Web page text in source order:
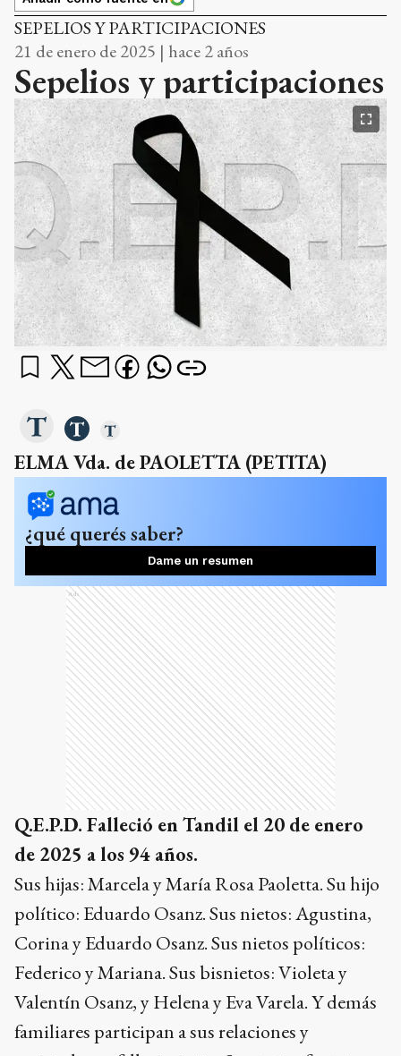
SEPELIOS Y PARTICIPACIONES
21 de enero de 2025 | hace 2 años
Sepelios y participaciones
ELMA Vda. de PAOLETTA (PETITA)
¿qué querés saber?
Dame un resumen
Ads
Q.E.P.D. Falleció en Tandil el 20 de enero
de 2025 a los 94 años.
Sus hijas: Marcela y María Rosa Paoletta. Su hijo
político: Eduardo Osanz. Sus nietos: Agustina,
Corina y Eduardo Osanz. Sus nietos políticos:
Federico y Mariana. Sus bisnietos: Violeta y
Valentín Osanz, y Helena y Eva Varela. Y demás
familiares participan a sus relaciones y